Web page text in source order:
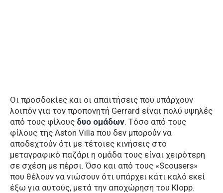
Οι προσδοκίες και οι απαιτήσεις που υπάρχουν
λοιπόν για τον προπονητή Gerrard είναι πολύ υψηλές
από τους φίλους δυο ομάδων. Τόσο από τους
φίλους της Aston Villa που δεν μπορούν να
αποδεχτούν ότι με τέτοιες κινήσεις στο
μεταγραφικό παζάρι η ομάδα τους είναι χειρότερη
σε σχέση με πέρσι. Όσο και από τους «Scousers»
που θέλουν να νιώσουν ότι υπάρχει κάτι καλό εκεί
έξω για αυτούς, μετά την αποχώρηση του Klopp.